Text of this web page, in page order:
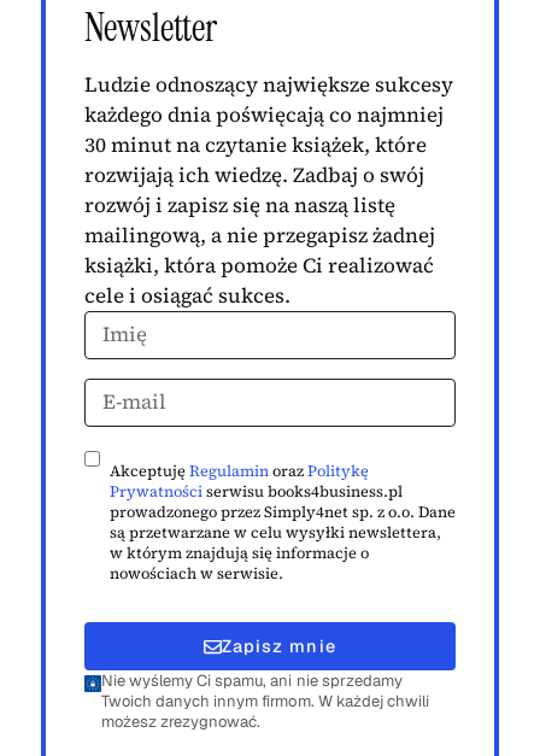
Newsletter
Ludzie odnoszący największe sukcesy
każdego dnia poświęcają co najmniej
30 minut na czytanie książek, które
rozwijają ich wiedzę. Zadbaj o swój
rozwój i zapisz się na naszą listę
mailingową, a nie przegapisz żadnej
książki, która pomoże Ci realizować
cele i osiągać sukces.
AkceptujęRegulaminorazPolitykę
Prywatnościserwisu books4business.pl
prowadzonego przez Simply4net sp. z o.o. Dane
są przetwarzane w celu wysyłki newslettera,
w którym znajdują się informacje o
nowościach w serwisie.
Zapisz mnie
Nie wyślemy Ci spamu, ani nie sprzedamy
Twoich danych innym firmom. W każdej chwili
możesz zrezygnować.